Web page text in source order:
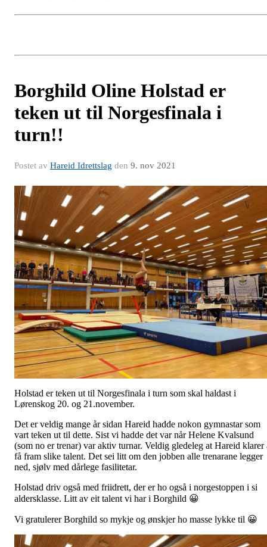
Borghild Oline Holstad er
teken ut til Norgesfinala i
turn!!
Postet av Hareid Idrettslag den 9. nov 2021
Holstad er teken ut til Norgesfinala i turn som skal haldast i
Lørenskog 20. og 21.november.
Det er veldig mange år sidan Hareid hadde nokon gymnastar som
vart teken ut til dette. Sist vi hadde det var når Helene Kvalsund
(som no er trenar) var aktiv turnar. Veldig gledeleg at Hareid klarer
få fram slike talent. Det sei litt om den jobben alle trenarane legger
ned, sjølv med dårlege fasilitetar.
Holstad driv også med friidrett, der er ho også i norgestoppen i si
aldersklasse. Litt av eit talent vi har i Borghild 😀
Vi gratulerer Borghild so mykje og ønskjer ho masse lykke til 😀